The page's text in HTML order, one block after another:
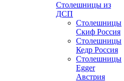
Столешницы из
ДСП
Столешницы
Скиф Россия
Столешницы
Кедр Россия
Столешницы
Egger
Австрия